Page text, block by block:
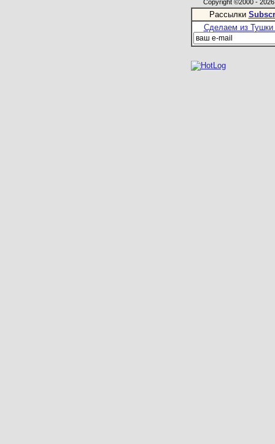
Copyright ©2000 -
Рассылки
Сделаем из Тушки